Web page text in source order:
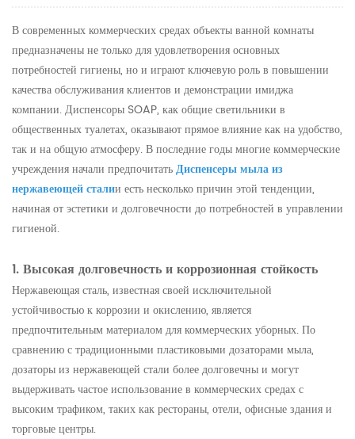
В современных коммерческих средах объекты ванной комнаты
предназначены не только для удовлетворения основных
потребностей гигиены, но и играют ключевую роль в повышении
качества обслуживания клиентов и демонстрации имиджа
компании. Диспенсоры SOAP, как общие светильники в
общественных туалетах, оказывают прямое влияние как на удобство,
так и на общую атмосферу. В последние годы многие коммерческие
учреждения начали предпочитатьДиспенсеры мыла из
нержавеющей сталии есть несколько причин этой тенденции,
начиная от эстетики и долговечности до потребностей в управлении
гигиеной.
1. Высокая долговечность и коррозионная стойкость
Нержавеющая сталь, известная своей исключительной
устойчивостью к коррозии и окислению, является
предпочтительным материалом для коммерческих уборных. По
сравнению с традиционными пластиковыми дозаторами мыла,
дозаторы из нержавеющей стали более долговечны и могут
выдерживать частое использование в коммерческих средах с
высоким трафиком, таких как рестораны, отели, офисные здания и
торговые центры.